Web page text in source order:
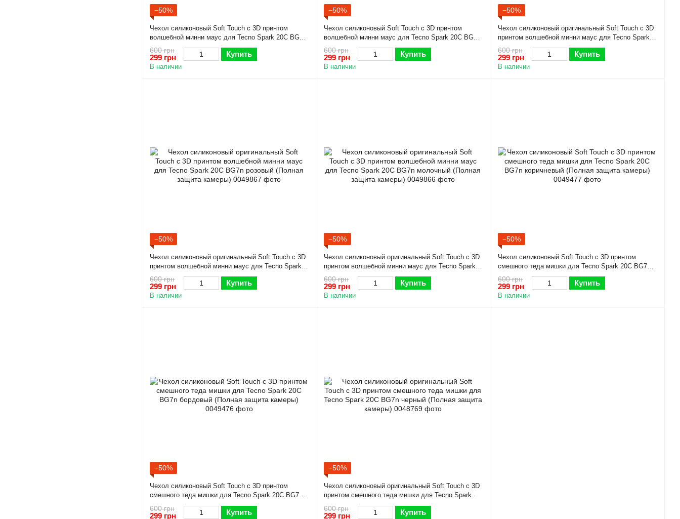
−50%
Чехол силиконовый Soft Touch с 3D принтом
волшебной минни маус для Tecno Spark 20C BG7n
коричневый (Полная защита камеры)
600 грн
299 грн Купить
В наличии
−50%
Чехол силиконовый Soft Touch с 3D принтом
волшебной минни маус для Tecno Spark 20C BG7n
бордовый (Полная защита камеры)
600 грн
299 грн Купить
В наличии
−50%
Чехол силиконовый оригинальный Soft Touch с 3D
принтом волшебной минни маус для Tecno Spark
20C BG7n черный (Полная защита камеры)
600 грн
299 грн Купить
В наличии
−50%
Чехол силиконовый оригинальный Soft Touch с 3D
принтом волшебной минни маус для Tecno Spark
20C BG7n розовый (Полная защита камеры)
600 грн
299 грн Купить
В наличии
−50%
Чехол силиконовый оригинальный Soft Touch с 3D
принтом волшебной минни маус для Tecno Spark
20C BG7n молочный (Полная защита камеры)
600 грн
299 грн Купить
В наличии
−50%
Чехол силиконовый Soft Touch с 3D принтом
смешного теда мишки для Tecno Spark 20C BG7n
коричневый (Полная защита камеры)
600 грн
299 грн Купить
В наличии
−50%
Чехол силиконовый Soft Touch с 3D принтом
смешного теда мишки для Tecno Spark 20C BG7n
бордовый (Полная защита камеры)
600 грн
299 грн Купить
−50%
Чехол силиконовый оригинальный Soft Touch с 3D
принтом смешного теда мишки для Tecno Spark
20C BG7n черный (Полная защита камеры)
600 грн
299 грн Купить